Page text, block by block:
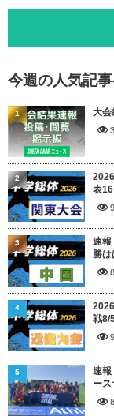
今週の人気記
大会
1
表
2
速報
勝
3
戦8/
4
速報
ー
5